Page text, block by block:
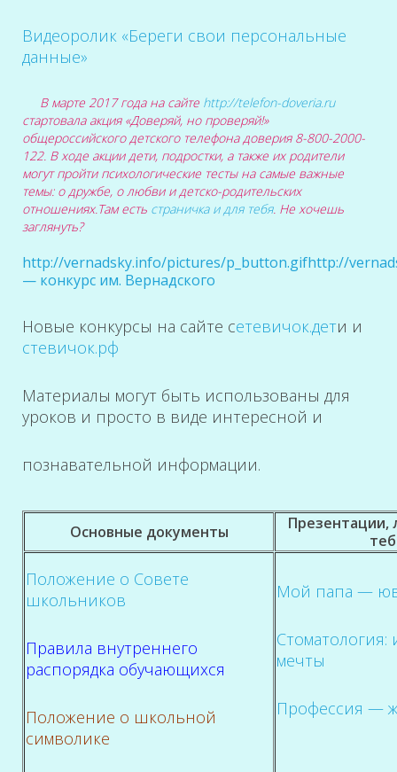
Видеоролик «Береги свои персональные
данные»
В марте 2017 года на сайте http://telefon-doveria.ru
стартовала акция «Доверяй, но проверяй!»
общероссийского детского телефона доверия 8-800-2000-
122. В ходе акции дети, подростки, а также их родители
могут пройти психологические тесты на самые важные
темы: о дружбе, о любви и детско-родительских
отношениях.Там есть страничка и для тебя. Не хочешь
заглянуть?
http://vernadsky.info/pictures/p_button.gifhttp://
— конкурс им. Вернадского
Новые конкурсы на сайте сетевичок.дети и
стевичок.рф
Материалы могут быть использованы для
уроков и просто в виде интересной и
познавательной информации.
Основные документы
Презентации,
Положение о Совете
школьников
Правила внутреннего
распорядка обучающихся
Положение о школьной
символике
Мой папа —
Стоматология:
мечты
Профессия —